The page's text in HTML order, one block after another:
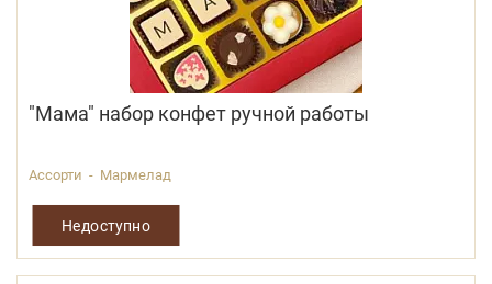
"Мама" набор конфет ручной работы
Ассорти - Мармелад
Недоступно